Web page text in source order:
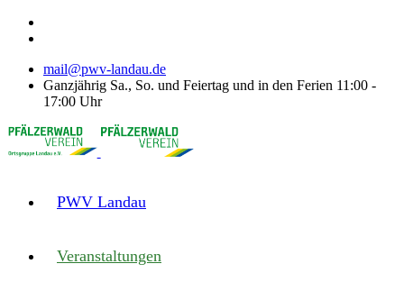
mail@pwv-landau.de
Ganzjährig Sa., So. und Feiertag und in den Ferien 11:00 -
17:00 Uhr
PWV Landau
Veranstaltungen